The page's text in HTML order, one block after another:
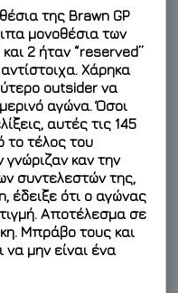
της Brawn GP
μονοθέσια των
2 ήταν “reserved”
Χάρηκα
outsider να
αγώνα. Όσοι
αυτές τις 145
τέλος του
καν την
συντελεστών της,
έδειξε ότι ο αγώνας
Αποτέλεσμα σε
Μπράβο τους και
να μην είναι ένα